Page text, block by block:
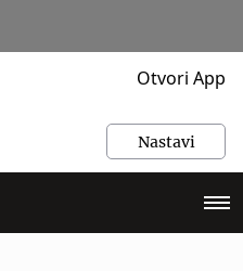
Otvori App
Nastavi